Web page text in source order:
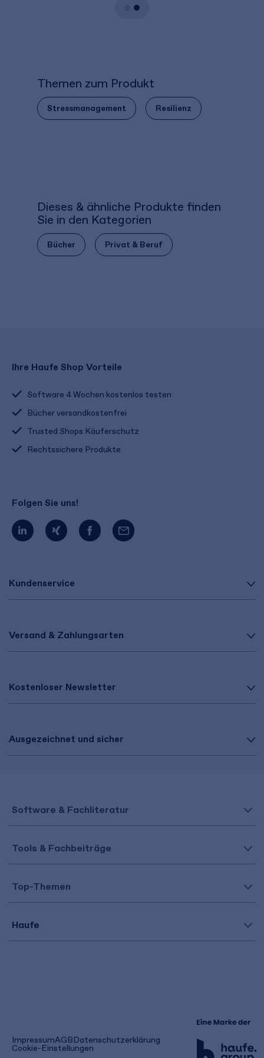
Themen zum Produkt
Stressmanagement Resilienz
Dieses & ähnliche Produkte finden
Sie in den Kategorien
Bücher Privat & Beruf
Kundenservice
Versand & Zahlungsarten
Kostenloser Newsletter
Ausgezeichnet und sicher
Ihre Haufe Shop Vorteile
Software 4 Wochen kostenlos testen
Bücher versandkostenfrei
Trusted Shops Käuferschutz
Rechtssichere Produkte
Folgen Sie uns!
Software & Fachliteratur
Tools & Fachbeiträge
Top-Themen
Haufe
ImpressumAGB(öffnet
in
einem
Datenschutzerklärung
Cookie-Einstellungen